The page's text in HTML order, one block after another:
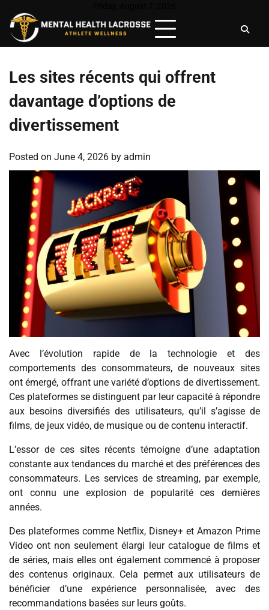
content
Les sites récents qui offrent
davantage d’options de
divertissement
Posted on June 4, 2026 by admin
Avec l’évolution rapide de la technologie et des
comportements des consommateurs, de nouveaux sites
ont émergé, offrant une variété d’options de divertissement.
Ces plateformes se distinguent par leur capacité à répondre
aux besoins diversifiés des utilisateurs, qu’il s’agisse de
films, de jeux vidéo, de musique ou de contenu interactif.
L’essor de ces sites récents témoigne d’une adaptation
constante aux tendances du marché et des préférences des
consommateurs. Les services de streaming, par exemple,
ont connu une explosion de popularité ces dernières
années.
Des plateformes comme Netflix, Disney+ et Amazon Prime
Video ont non seulement élargi leur catalogue de films et
de séries, mais elles ont également commencé à proposer
des contenus originaux. Cela permet aux utilisateurs de
bénéficier d’une expérience personnalisée, avec des
recommandations basées sur leurs goûts.